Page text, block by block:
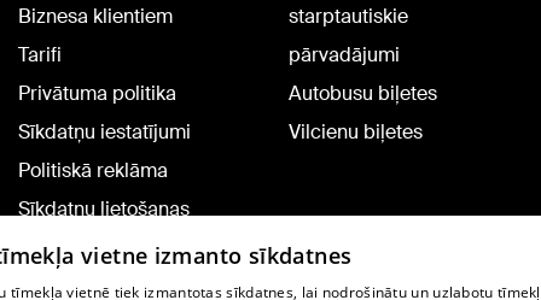
Biznesa klientiem
Tarifi
Privātuma politika
Sīkdatņu iestatījumi
Politiskā reklāma
Sīkdatņu lietošanas
noteikumi
Komentāru pievienošana
starptautiskie
pārvadājumi
Autobusu biļetes
Vilcienu biļetes
vietne izmanto sīkdatnes
tīmekļa vietnē tiek izmantotas sīkdatnes, lai nodrošinātu un uzlabotu